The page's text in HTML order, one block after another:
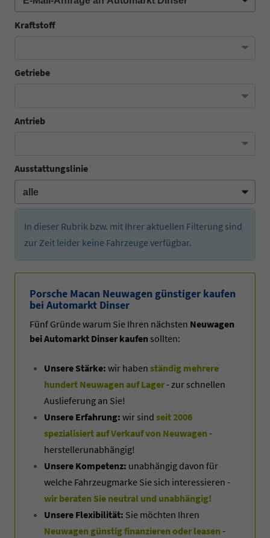
Kraftstoff
Getriebe
Antrieb
Ausstattungslinie
In dieser Rubrik bzw. mit Ihrer aktuellen Filterung sind
zur Zeit leider keine Fahrzeuge verfügbar.
Porsche Macan Neuwagen günstiger kaufen
bei Automarkt Dinser
Fünf Gründe warum Sie Ihren nächsten Neuwagen
bei Automarkt Dinser kaufen sollten:
Unsere Stärke: wir haben ständig mehrere
hundert Neuwagen auf Lager- zur schnellen
Auslieferung an Sie!
Unsere Erfahrung: wir sind seit 2006
spezialisiert auf Verkauf von Neuwagen -
herstellerunabhängig!
Unsere Kompetenz: unabhängig davon für
welche Fahrzeugmarke Sie sich interessieren -
wir beraten Sie neutral und unabhängig!
Unsere Flexibilität: Sie möchten Ihren
Neuwagen günstig finanzieren oder leasen -